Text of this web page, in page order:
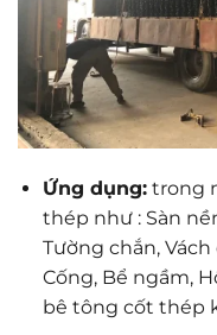
Ứng dụng:trong
thép như : Sàn
Tường chắn,
Cống, Bể ngầm,
bê tông cốt thép